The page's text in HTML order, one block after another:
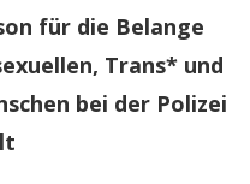
für die Belange
Trans* und
bei der Polizei